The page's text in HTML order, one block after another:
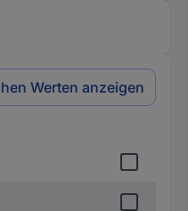
Werten anzeigen